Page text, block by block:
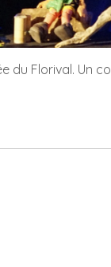
du Florival. Un